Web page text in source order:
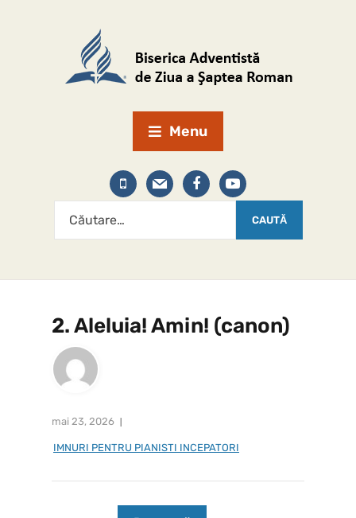
Menu
2. Aleluia! Amin! (canon)
mai 23, 2026
IMNURI PENTRU PIANISTI INCEPATORI